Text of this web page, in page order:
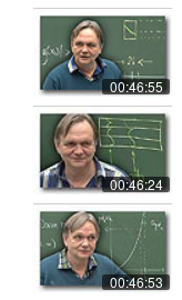
00:46:55
00:46:24
00:46:53